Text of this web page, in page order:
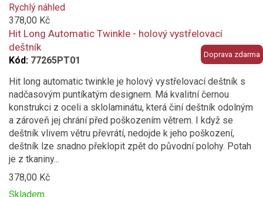
added
to
compare
Doprava zdarma
Rychlý náhled
378,00 Kč
Hit Long Automatic Twinkle - holový vystřelovací
deštník
Kód: 77265PT01
Hit long automatic twinkle je holový vystřelovací deštník s
nadčasovým puntíkatým designem. Má kvalitní černou
konstrukci z oceli a sklolaminátu, která činí deštník odolným
a zároveň jej chrání před poškozením větrem. I když se
deštník vlivem větru převrátí, nedojde k jeho poškození,
deštník lze snadno překlopit zpět do původní polohy. Potah
je z tkaniny...
378,00 Kč
Skladem